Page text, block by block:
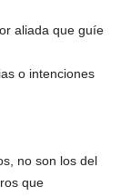
aliada que guíe
o intenciones
no son los del
que